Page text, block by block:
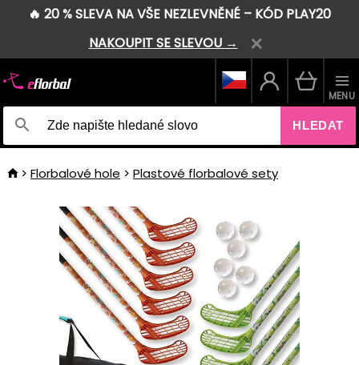
🔥 20 % SLEVA NA VŠE NEZLEVNĚNÉ – KÓD PLAY20
NAKOUPIT SE SLEVOU →
HLEDAT
MENU
Florbalové hole Plastové florbalové sety